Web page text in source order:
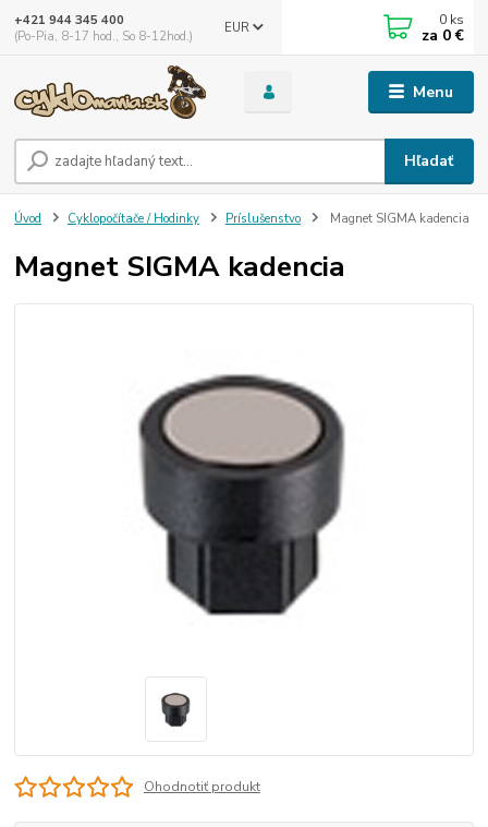
Menu
EUR
Hľadať
+421 944 345 400
(Po-Pia, 8-17 hod., So 8-12hod.)
0 ks
za 0 €
Úvod Cyklopočítače / Hodinky Príslušenstvo Magnet SIGMA kadencia
Magnet SIGMA kadencia
Ohodnotiť produkt